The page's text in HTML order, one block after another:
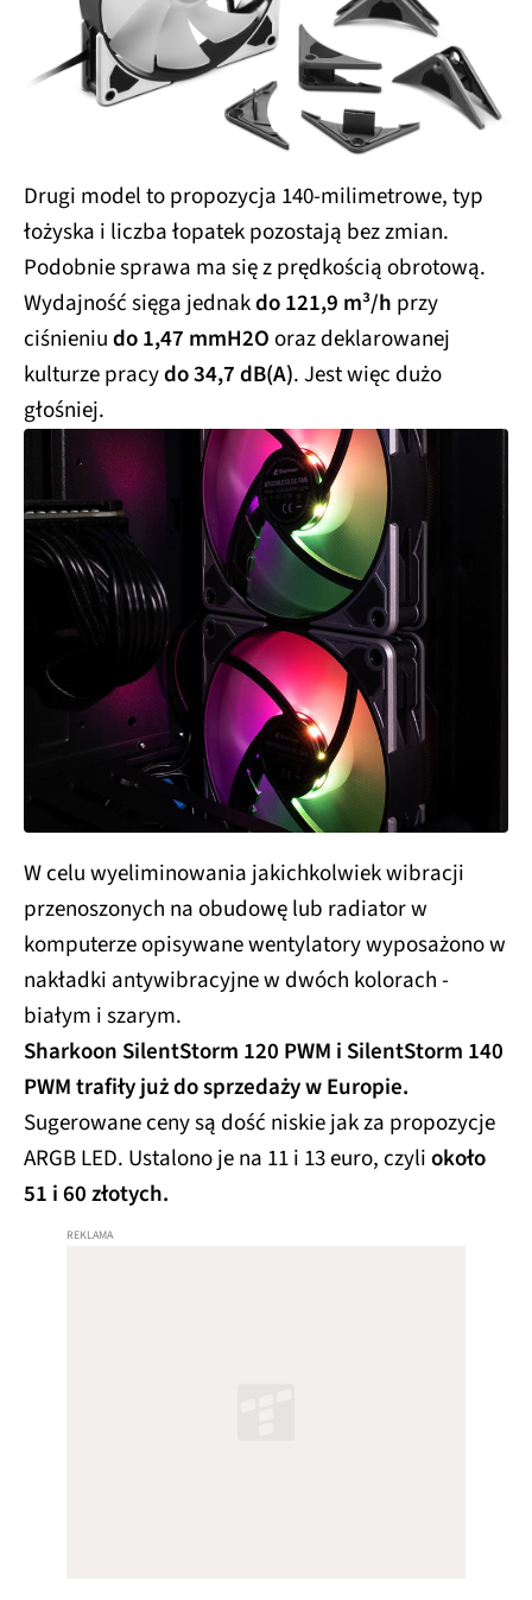
Drugi model to propozycja 140-milimetrowe, typ
łożyska i liczba łopatek pozostają bez zmian.
Podobnie sprawa ma się z prędkością obrotową.
Wydajność sięga jednakdo 121,9 m³/h przy
ciśnieniudo 1,47 mmH2Ooraz deklarowanej
kulturze pracydo 34,7 dB(A). Jest więc dużo
głośniej.
W celu wyeliminowania jakichkolwiek wibracji
przenoszonych na obudowę lub radiator w
komputerze opisywane wentylatory wyposażono w
nakładki antywibracyjne w dwóch kolorach -
białym i szarym.
Sharkoon SilentStorm 120 PWM i SilentStorm 140
PWM trafiły już do sprzedaży w Europie.
Sugerowane ceny są dość niskie jak za propozycje
ARGB LED. Ustalono je na 11 i 13 euro, czyliokoło
51 i 60 złotych.